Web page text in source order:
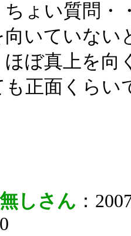
ちょい質問・
いていない
ほぼ真上を向
も正面くらい
しさん ：